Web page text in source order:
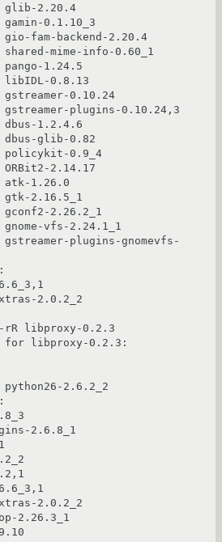
glib-2.20.4
gamin-0.1.10_3
gio-fam-backend-2.20.4
shared-mime-info-0.60_1
pango-1.24.5
libIDL-0.8.13
gstreamer-0.10.24
gstreamer-plugins-0.10.24,3
dbus-1.2.4.6
dbus-glib-0.82
policykit-0.9_4
ORBit2-2.14.17
atk-1.26.0
gtk-2.16.5_1
gconf2-2.26.2_1
gnome-vfs-2.24.1_1
gstreamer-plugins-gnomevfs-
2.0.2_2
rR libproxy-0.2.3
for libproxy-0.2.3:
python26-2.6.2_2
2.6.8_1
2.0.2_2
2.26.3_1